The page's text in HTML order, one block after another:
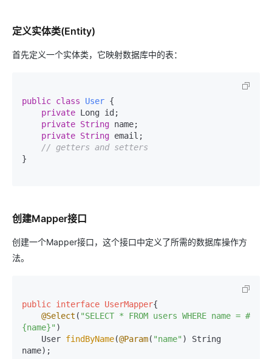
定义实体类(Entity)
首先定义一个实体类，它映射数据库中的表：
public class User {
private Long id;
private String name;
private String email;
// getters and setters
}
创建Mapper接口
创建一个Mapper接口，这个接口中定义了所需的数据库操作方
法。
public interface UserMapper{
@Select ( "SELECT * FROM users WHERE name = #
{name}" )
    User
findByName(@Param( "name" ) String
name);